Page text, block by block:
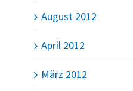
August 2012
April 2012
März 2012